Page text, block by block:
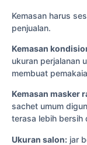
Kemasan harus
penjualan.
Kemasan
ukuran perjalanan
membuat
Kemasan masker
sachet umum
terasa lebih bersih
Ukuran salon: jar